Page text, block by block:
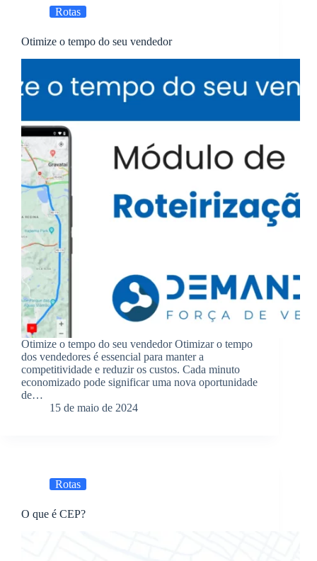
Rotas
Otimize o tempo do seu vendedor
Otimize o tempo do seu vendedor Otimizar o tempo
dos vendedores é essencial para manter a
competitividade e reduzir os custos. Cada minuto
economizado pode significar uma nova oportunidade
de…
15 de maio de 2024
Rotas
O que é CEP?